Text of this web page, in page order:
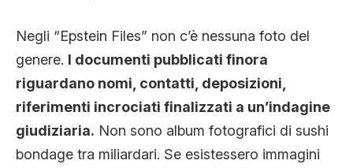
Negli “Epstein Files” non c’è nessuna foto del
genere. I documenti pubblicati finora
riguardano nomi, contatti, deposizioni,
riferimenti incrociati finalizzati a un’indagine
giudiziaria. Non sono album fotografici di sushi
bondage tra miliardari. Se esistessero immagini